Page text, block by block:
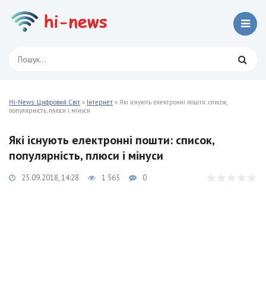
Hi-News: Цифровий Світ » Інтернет » Які існують електронні пошти: список,
популярність, плюси і мінуси
Які існують електронні пошти: список,
популярність, плюси і мінуси
25.09.2018, 14:28 1 565 0